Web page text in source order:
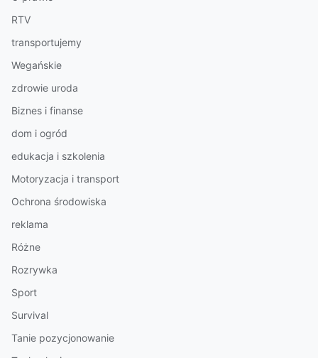
RTV
transportujemy
Wegańskie
zdrowie uroda
Biznes i finanse
dom i ogród
edukacja i szkolenia
Motoryzacja i transport
Ochrona środowiska
reklama
Różne
Rozrywka
Sport
Survival
Tanie pozycjonowanie